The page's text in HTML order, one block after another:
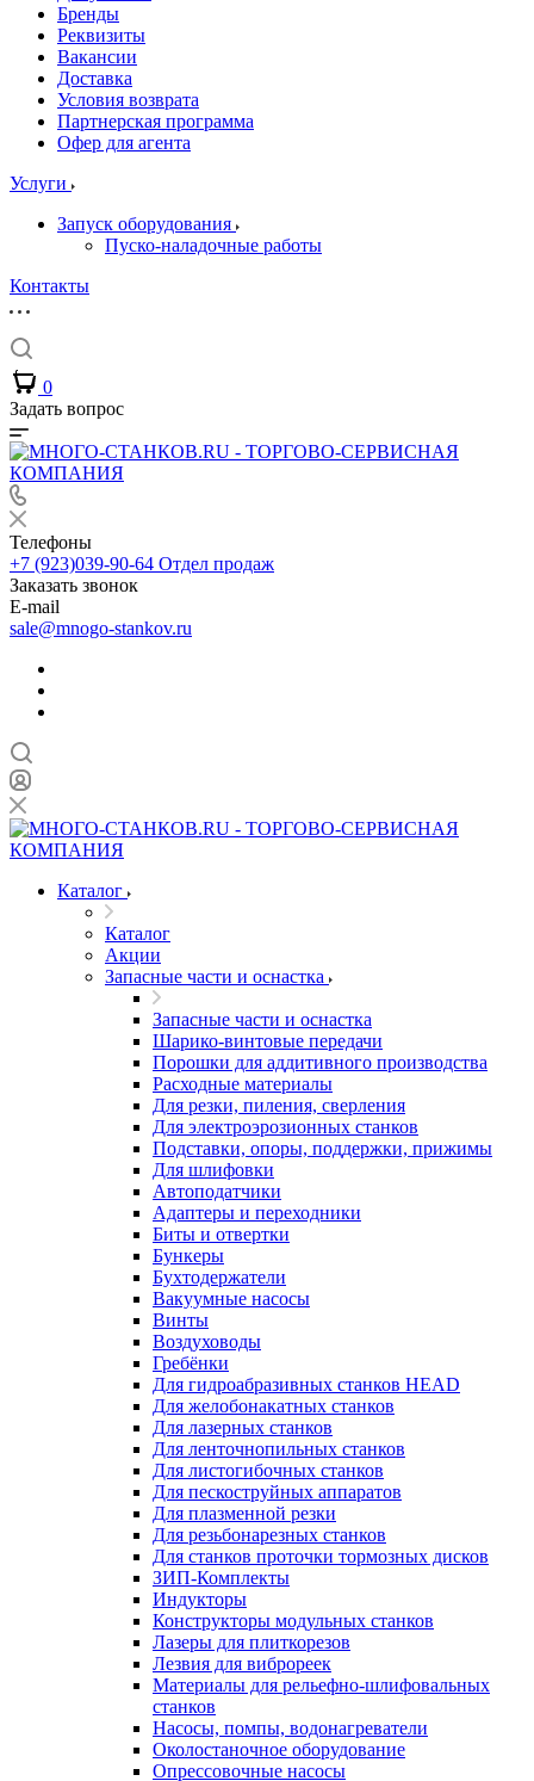
Бренды
Реквизиты
Вакансии
Доставка
Условия возврата
Партнерская программа
Офер для агента
Услуги
Запуск оборудования
Пуско-наладочные работы
Контакты
0
Задать вопрос
Телефоны
+7 (923)039-90-64 Отдел продаж
Заказать звонок
E-mail
sale@mnogo-stankov.ru
Каталог
Каталог
Акции
Запасные части и оснастка
Запасные части и оснастка
Шарико-винтовые передачи
Порошки для аддитивного производства
Расходные материалы
Для резки, пиления, сверления
Для электроэрозионных станков
Подставки, опоры, поддержки, прижимы
Для шлифовки
Автоподатчики
Адаптеры и переходники
Биты и отвертки
Бункеры
Бухтодержатели
Вакуумные насосы
Винты
Воздуховоды
Гребёнки
Для гидроабразивных станков HEAD
Для желобонакатных станков
Для лазерных станков
Для ленточнопильных станков
Для листогибочных станков
Для пескоструйных аппаратов
Для плазменной резки
Для резьбонарезных станков
Для станков проточки тормозных дисков
ЗИП-Комплекты
Индукторы
Конструкторы модульных станков
Лазеры для плиткорезов
Лезвия для виброреек
Материалы для рельефно-шлифовальных
станков
Насосы, помпы, водонагреватели
Околостаночное оборудование
Опрессовочные насосы